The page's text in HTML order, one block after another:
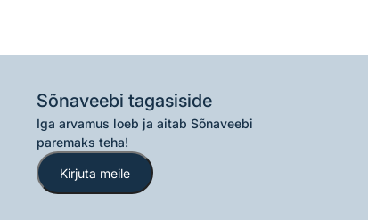
Sõnaveebi tagasiside
Iga arvamus loeb ja aitab Sõnaveebi
paremaks teha!
Kirjuta meile